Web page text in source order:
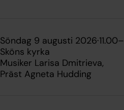
söndag 9 augusti 2026·11.00–
Sköns kyrka
Musiker Larisa Dmitrieva
Präst Agneta Hudding